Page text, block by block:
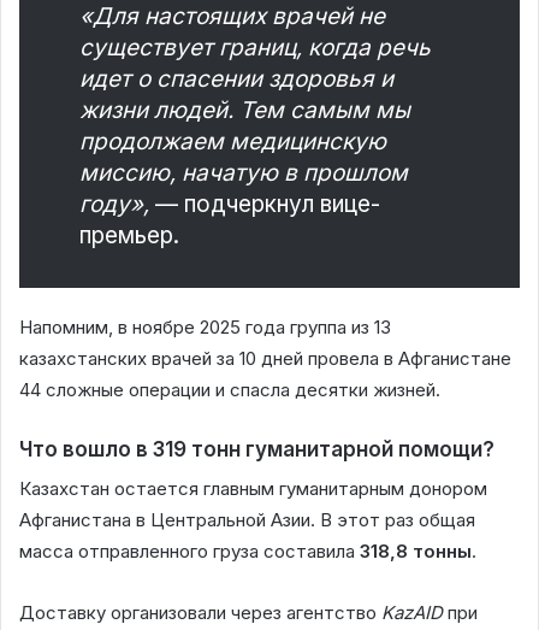
«Для настоящих врачей не
существует границ, когда речь
идет о спасении здоровья и
жизни людей. Тем самым мы
продолжаем медицинскую
миссию, начатую в прошлом
году», — подчеркнул вице-
премьер.
Напомним, в ноябре 2025 года группа из 13
казахстанских врачей за 10 дней провела в Афганистане
44 сложные операции и спасла десятки жизней.
Что вошло в 319 тонн гуманитарной помощи?
Казахстан остается главным гуманитарным донором
Афганистана в Центральной Азии. В этот раз общая
масса отправленного груза составила 318,8 тонны.
Доставку организовали через агентство KazAIDпри